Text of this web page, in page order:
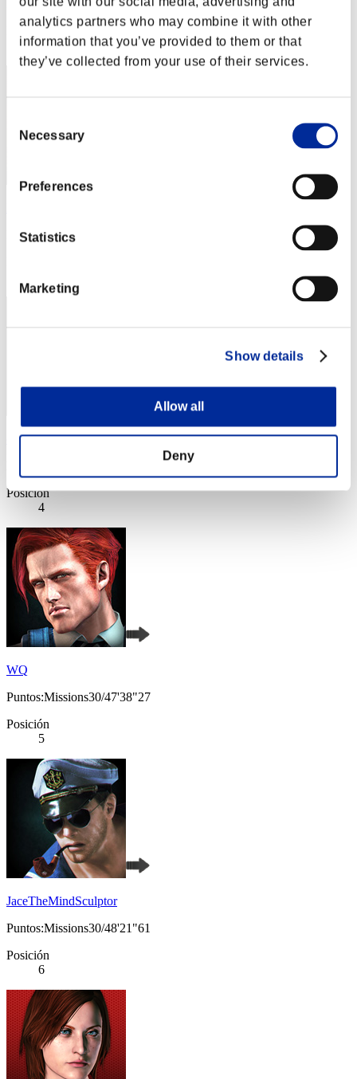
analytics partners who may combine it with other
information that you’ve provided to them or that
they’ve collected from your use of their services.
Selection
Necessary
Preferences
Statistics
Marketing
Show details
Allow all
Deny
Puntos: -
Posición
2
Puntos:Missions30/45'21"94
chaosbio
Posición
4
WQ
Puntos:Missions30/47'38"27
Posición
5
JaceTheMindSculptor
Puntos:Missions30/48'21"61
Posición
6